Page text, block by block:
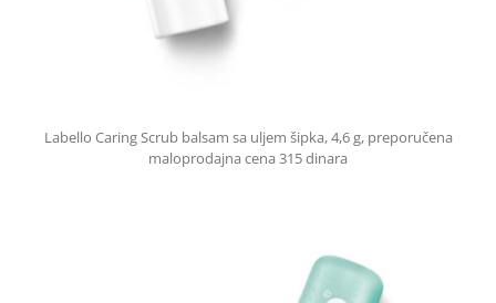
Labello Caring Scrub balsam sa uljem šipka, 4,6 g, preporučena
maloprodajna cena 315 dinara